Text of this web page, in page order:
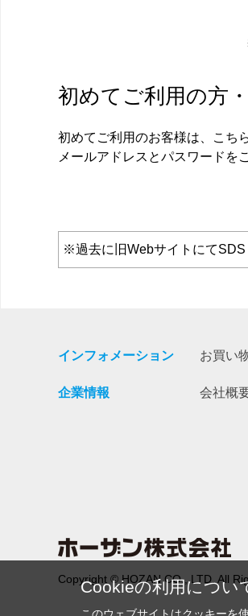
初めてご利用の方
初めてご利用のお客様は、こち
メールアドレスとパスワードを
※過去に旧WebサイトにてSDS
インフォメーション お買い
企業情報 会社概
Copyright © HOZAN CO., LTD. All
Cookieの利用につい